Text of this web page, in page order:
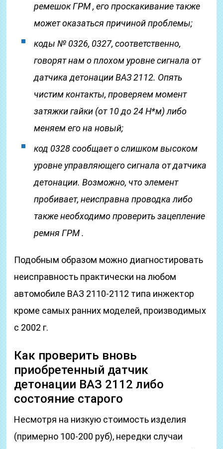
ремешок ГРМ , его проскакивание также
может оказаться причиной проблемы;
коды № 0326, 0327, соответственно,
говорят нам о плохом уровне сигнала от
датчика детонации ВАЗ 2112. Опять
чистим контакты, проверяем момент
затяжки гайки (от 10 до 24 Н*м) либо
меняем его на новый;
код 0328 сообщает о слишком высоком
уровне управляющего сигнала от датчика
детонации. Возможно, что элемент
пробивает, неисправна проводка либо
также необходимо проверить зацепление
ремня ГРМ .
Подобным образом можно диагностировать
неисправность практически на любом
автомобиле ВАЗ 2110-2112 типа инжектор
кроме самых ранних моделей, производимых
с 2002 г.
Как проверить вновь
приобретенный датчик
детонации ВАЗ 2112 либо
состояние старого
Несмотря на низкую стоимость изделия
(примерно 100-200 руб), нередки случаи